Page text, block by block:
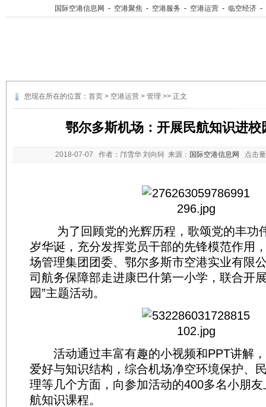
国际空港信息网 - 空港聚焦 - 空港服务 - 空港运营 - 临空经济 -
您现在所在的位置： 首页 > 空港运营 > 管理 >> 正文
鄂尔多斯机场：开展民航知识进校
2018-07-07 作者：邝雪华 刘向轲 来源： 国际空港信息网 点击
为了回顾党的光辉历程，歌颂党的丰功
岁华诞，充分发挥党员干部的先锋模范作用
场管理集团团委、鄂尔多斯市空港实业有限
司航务保障部走进康巴什第一小学，联合开
园”主题活动。
活动通过丰富有趣的小视频和PPT讲解，
爱好与知识结构，综合机场净空环境保护、
理等几个方面，向参加活动的400多名小朋
航知识课程。